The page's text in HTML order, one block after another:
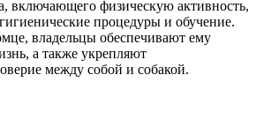
включающего физическую активность,
процедуры и обучение.
владельцы обеспечивают ему
а также укрепляют
между собой и собакой.